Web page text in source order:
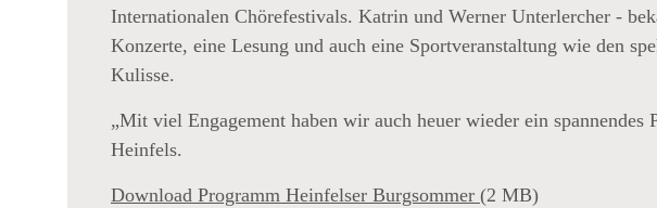
Internationalen Chörefestivals. Katrin und Werner Unterlercher -
Konzerte, eine Lesung und auch eine Sportveranstaltung wie den
Kulisse.
„Mit viel Engagement haben wir auch heuer wieder ein
Heinfels.
Download Programm Heinfelser Burgsommer (2 MB)